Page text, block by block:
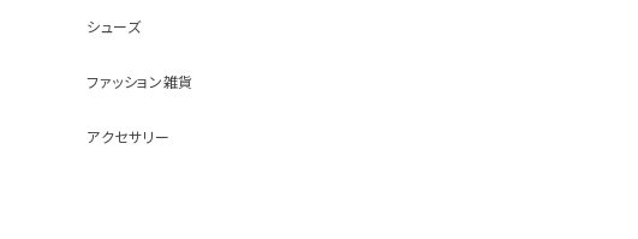
シューズ
ファッション雑貨
アクセサリー